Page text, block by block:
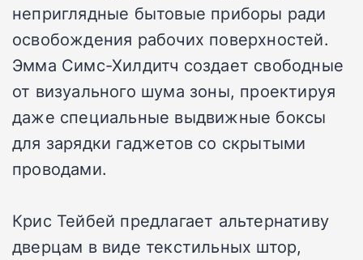
неприглядные бытовые приборы ради
освобождения рабочих поверхностей.
Эмма Симс-Хилдитч создает свободные
от визуального шума зоны, проектируя
даже специальные выдвижные боксы
для зарядки гаджетов со скрытыми
проводами.
Крис Тейбей предлагает альтернативу
дверцам в виде текстильных штор,